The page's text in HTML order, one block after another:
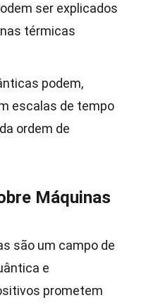
ser explicados
térmicas
podem,
escalas de tempo
ordem de
Máquinas
são um campo de
e
prometem